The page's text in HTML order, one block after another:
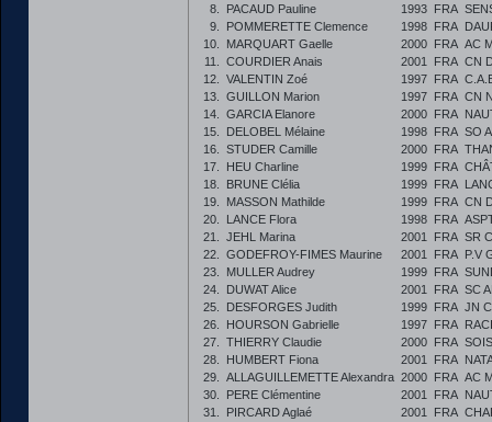
8.
PACAUD Pauline 1993 FRA
9.
POMMERETTE Clemence 1998 FRA
10.
MARQUART Gaelle 2000 FRA AC
11.
COURDIER Anais 2001 FRA CN
12.
VALENTIN Zoé 1997 FRA
13.
GUILLON Marion 1997 FRA CN
14.
GARCIA Elanore 2000 FRA
15.
DELOBEL Mélaine 1998 FRA SO
16.
STUDER Camille 2000 FRA
17.
HEU Charline 1999 FRA
18.
BRUNE Clélia 1999 FRA
19.
MASSON Mathilde 1999 FRA CN
20.
LANCE Flora 1998 FRA
21.
JEHL Marina 2001 FRA SR
22.
GODEFROY-FIMES Maurine 2001 FRA P.V
23.
MULLER Audrey 1999 FRA
24.
DUWAT Alice 2001 FRA SC
25.
DESFORGES Judith 1999 FRA JN
26.
HOURSON Gabrielle 1997 FRA
27.
THIERRY Claudie 2000 FRA
28.
HUMBERT Fiona 2001 FRA
29.
ALLAGUILLEMETTE Alexandra 2000 FRA AC
30.
PERE Clémentine 2001 FRA
31.
PIRCARD Aglaé 2001 FRA